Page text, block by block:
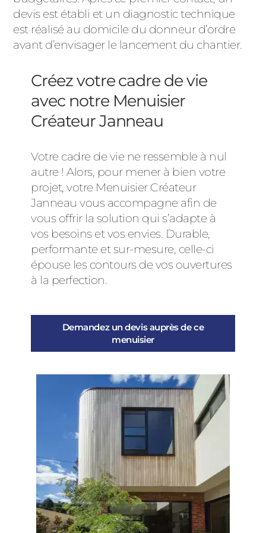
devis est établi et un diagnostic technique
est réalisé au domicile du donneur d’ordre
avant d’envisager le lancement du chantier.
Créez votre cadre de vie
avec notre Menuisier
Créateur Janneau
Votre cadre de vie ne ressemble à nul
autre ! Alors, pour mener à bien votre
projet, votre Menuisier Créateur
Janneau vous accompagne afin de
vous offrir la solution qui s’adapte à
vos besoins et vos envies. Durable,
performante et sur-mesure, celle-ci
épouse les contours de vos ouvertures
à la perfection.
Demandez un devis auprès de ce
menuisier